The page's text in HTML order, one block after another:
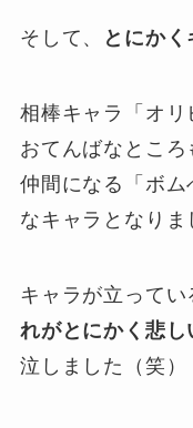
そして、 とにかく
相棒キャラ「オ
おてんばなとこ
仲間になる「ボ
なキャラとなりま
キャラが立ってい
れがとにかく悲し
泣しました（笑）